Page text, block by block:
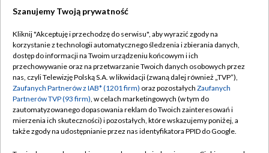
TVP
Abonament TVP
Emisja w TVP
Centrum informacji TVP
Naziemna Telewizja Cyfrowa
Regulamin TVP
Polityka prywatności
Moje zgody
Pomoc
Szanujemy Twoją prywatność
Kliknij "Akceptuję i przechodzę do serwisu", aby wyrazić zgody na
korzystanie z technologii automatycznego śledzenia i zbierania danych,
dostęp do informacji na Twoim urządzeniu końcowym i ich
przechowywanie oraz na przetwarzanie Twoich danych osobowych przez
nas, czyli Telewizję Polską S.A. w likwidacji (zwaną dalej również „TVP”),
Zaufanych Partnerów z IAB* (1201 firm) oraz pozostałych Zaufanych
Partnerów TVP (93 firm), w celach marketingowych (w tym do
zautomatyzowanego dopasowania reklam do Twoich zainteresowań i
mierzenia ich skuteczności) i pozostałych, które wskazujemy poniżej, a
także zgody na udostępnianie przez nas identyfikatora PPID do Google.